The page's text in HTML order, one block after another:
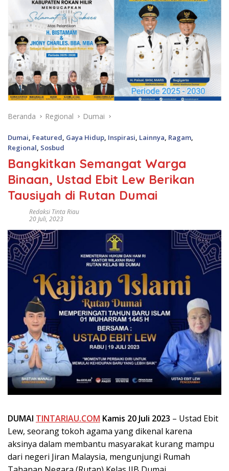
Beranda Regional Dumai
Dumai Featured Gaya Hidup Inspirasi Lainnya Ragam
Regional Sosbud
Bangkitkan Semangat Warga
Binaan, Ustad Ebit Lew Berikan
Tausiyah di Rutan Dumai
Redaksi Tinta Riau
20 Juli, 2023
DUMAI TINTARIAU.COM Kamis 20 Juli 2023 – Ustad Ebit
Lew, seorang tokoh agama yang dikenal karena
aksinya dalam membantu masyarakat kurang mampu
dari negeri Jiran Malaysia, mengunjungi Rumah